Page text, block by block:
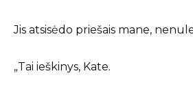
Jis atsisėdo priešais mane,
„Tai ieškinys, Kate.